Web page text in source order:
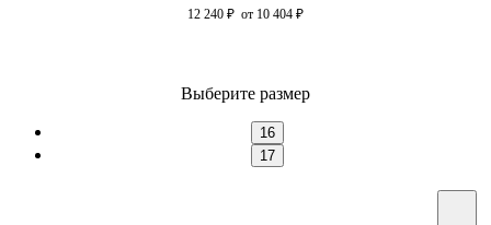
12 240 ₽ от 10 404 ₽
Выберите размер
16
17